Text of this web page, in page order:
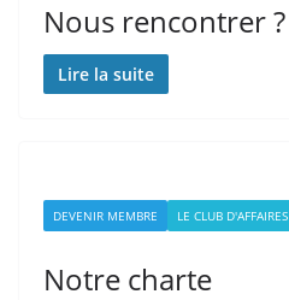
Nous rencontrer ?
Lire la suite
DEVENIR MEMBRE LE CLUB D'AFFAIRES
Notre charte